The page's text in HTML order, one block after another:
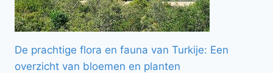
De prachtige flora en fauna van Turkije: Een
overzicht van bloemen en planten